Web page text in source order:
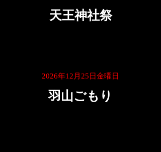
天王神社祭
2026年12月25日金曜日
羽山ごもり